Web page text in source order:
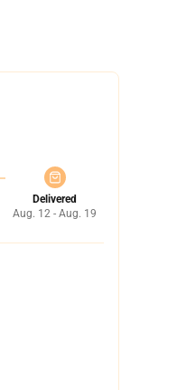
Delivered
Aug. 12 - Aug. 19